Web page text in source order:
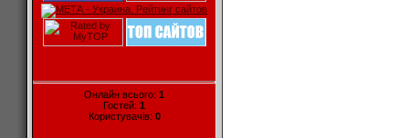
Онлайн всього: 1
Гостей: 1
Користувачів: 0